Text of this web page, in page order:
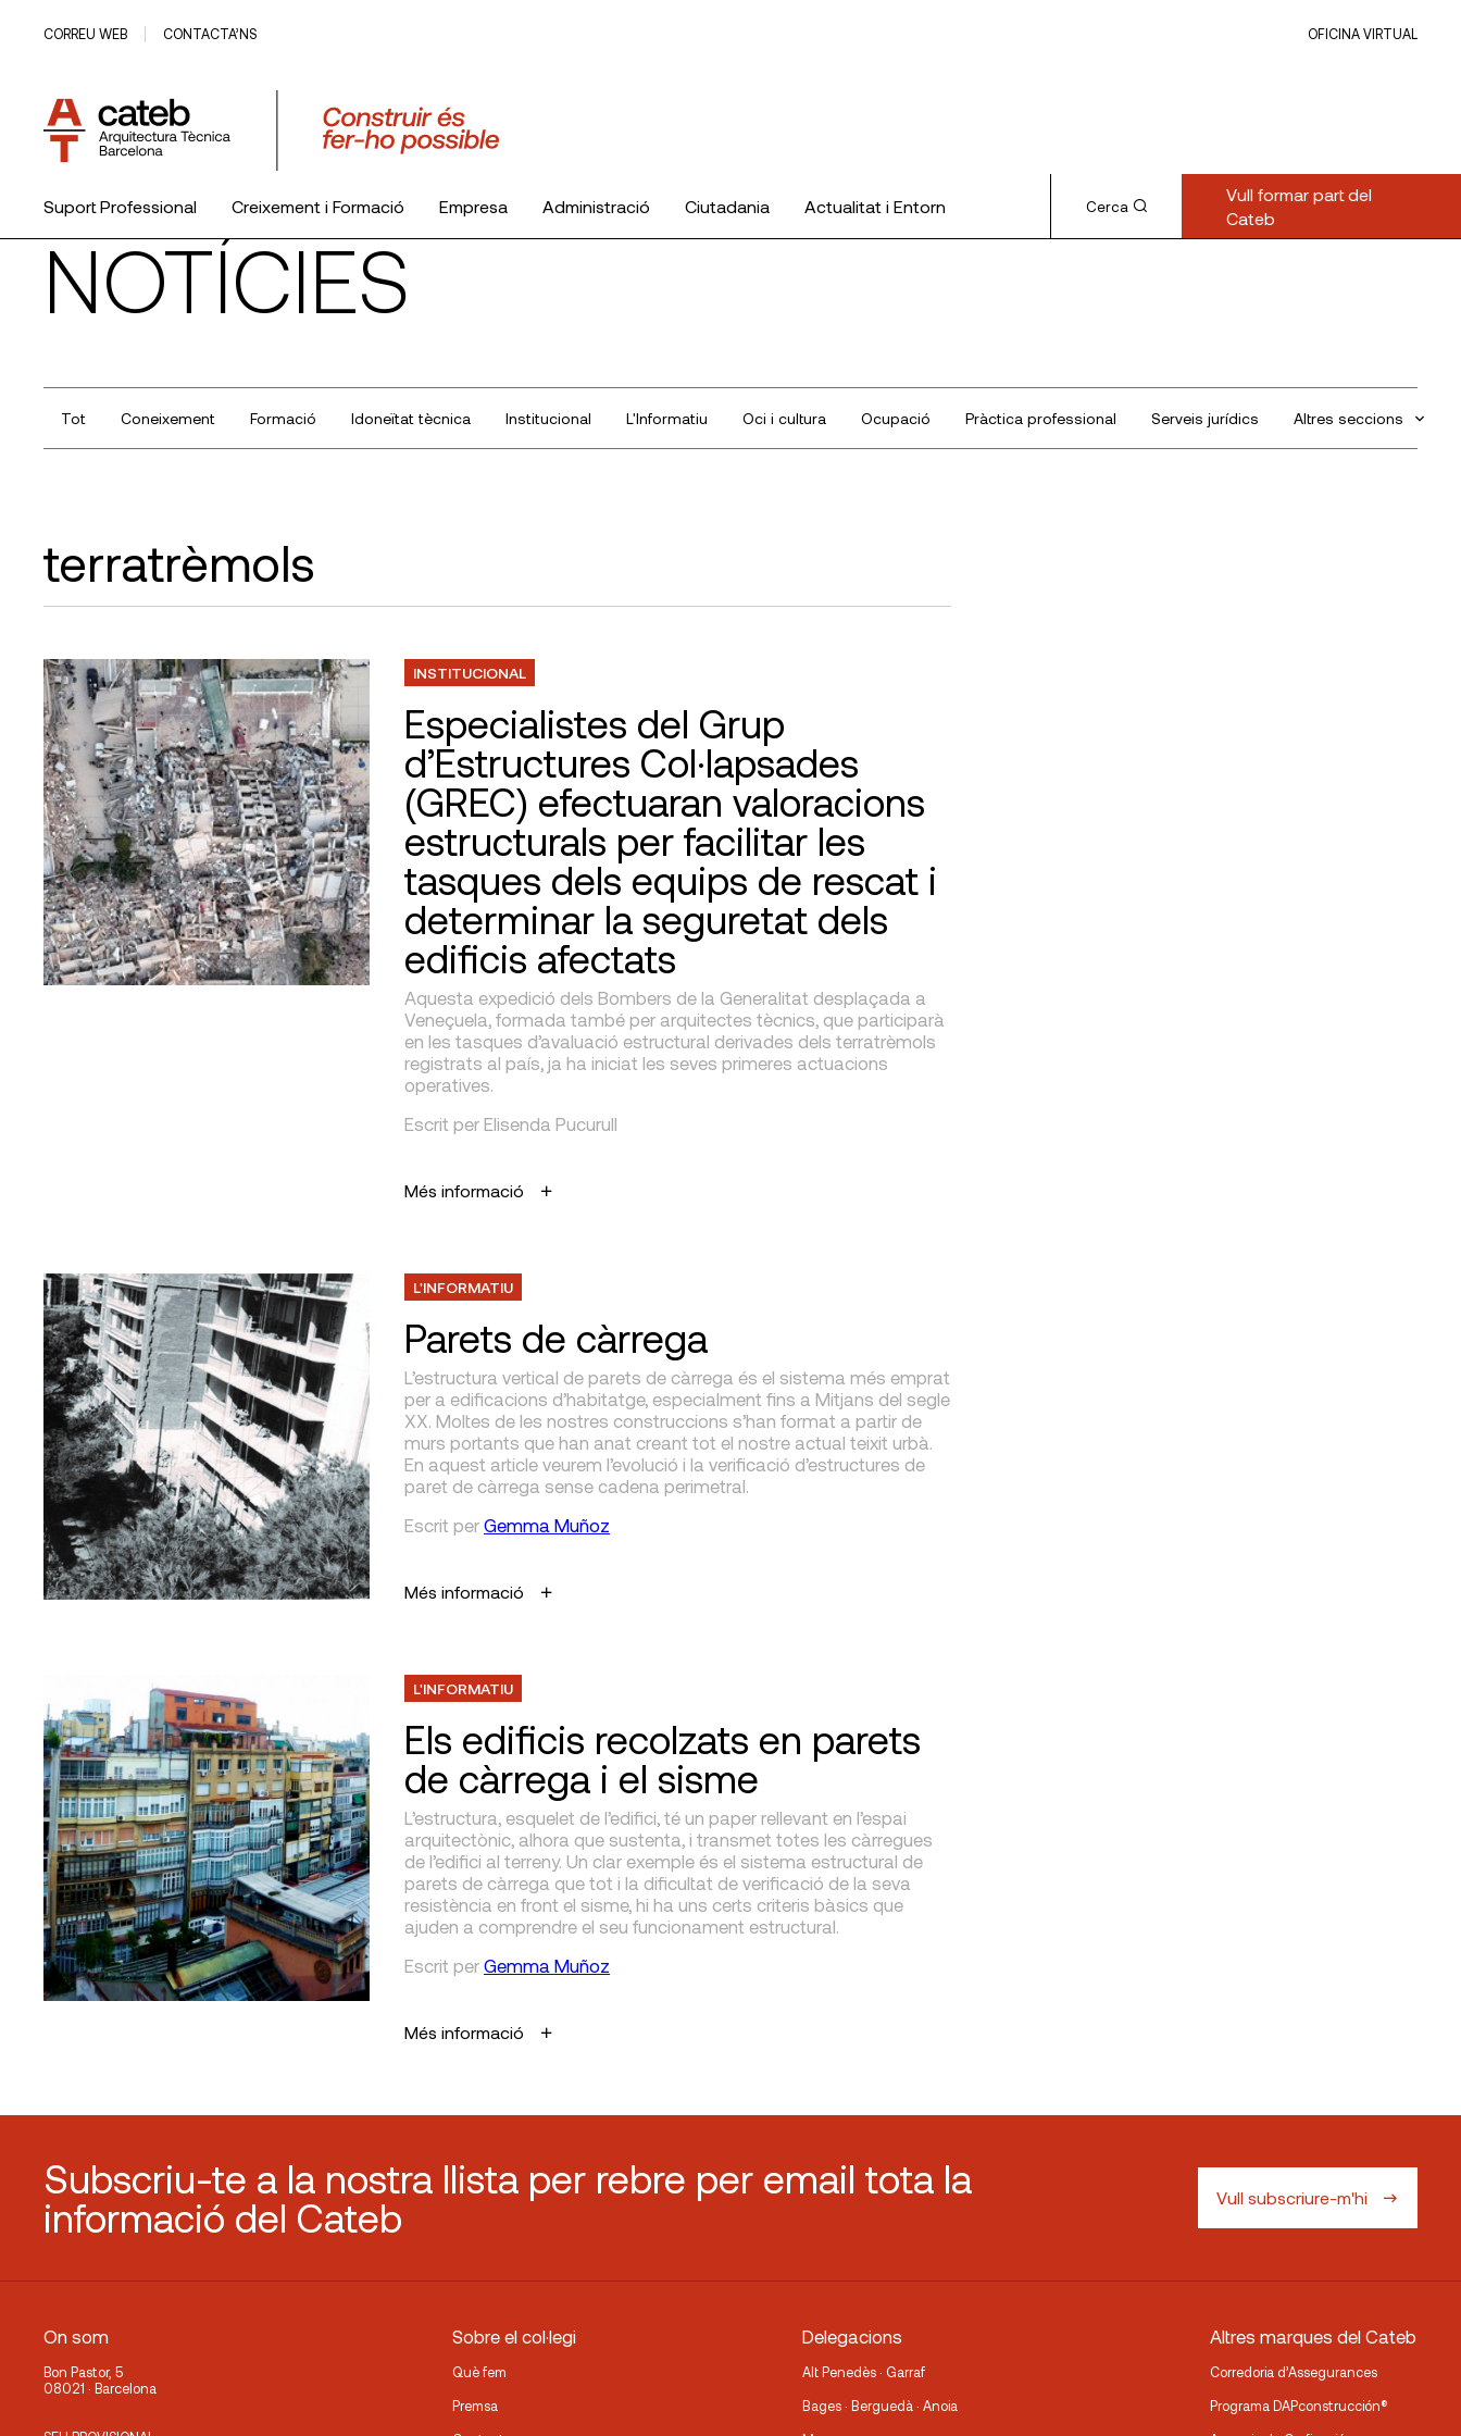
CORREU WEB CONTACTA’NS OFICINA VIRTUAL
Suport Professional Creixement i Formació Empresa Administració Ciutadania Actualitat i Entorn
El Col·legi
Cerca
Vull formar part del
Cateb
NOTÍCIES
Tot Coneixement Formació Idoneïtat tècnica Institucional L'Informatiu Oci i cultura Ocupació Pràctica professional Serveis jurídics Altres seccions
terratrèmols
INSTITUCIONAL
Especialistes del Grup
d’Estructures Col·lapsades
(GREC) efectuaran valoracions
estructurals per facilitar les
tasques dels equips de rescat i
determinar la seguretat dels
edificis afectats
Aquesta expedició dels Bombers de la Generalitat desplaçada a
Veneçuela, formada també per arquitectes tècnics, que participarà
en les tasques d’avaluació estructural derivades dels terratrèmols
registrats al país, ja ha iniciat les seves primeres actuacions
operatives.
Escrit per Elisenda Pucurull
Més informació
L'INFORMATIU
Parets de càrrega
L’estructura vertical de parets de càrrega és el sistema més emprat
per a edificacions d’habitatge, especialment fins a Mitjans del segle
XX. Moltes de les nostres construccions s’han format a partir de
murs portants que han anat creant tot el nostre actual teixit urbà.
En aquest article veurem l’evolució i la verificació d’estructures de
paret de càrrega sense cadena perimetral.
Escrit per Gemma Muñoz
Més informació
L'INFORMATIU
Els edificis recolzats en parets
de càrrega i el sisme
L’estructura, esquelet de l’edifici, té un paper rellevant en l’espai
arquitectònic, alhora que sustenta, i transmet totes les càrregues
de l’edifici al terreny. Un clar exemple és el sistema estructural de
parets de càrrega que tot i la dificultat de verificació de la seva
resistència en front el sisme, hi ha uns certs criteris bàsics que
ajuden a comprendre el seu funcionament estructural.
Escrit per Gemma Muñoz
Més informació
Subscriu-te a la nostra llista per rebre per email tota la
informació del Cateb
Vull subscriure-m'hi
On som
Bon Pastor, 5
08021 · Barcelona
Sobre el col·legi
Què fem
Premsa
Delegacions
Alt Penedès · Garraf
Bages · Berguedà · Anoia
Altres marques del Cateb
Corredoria d’Assegurances
Programa DAPconstrucción®